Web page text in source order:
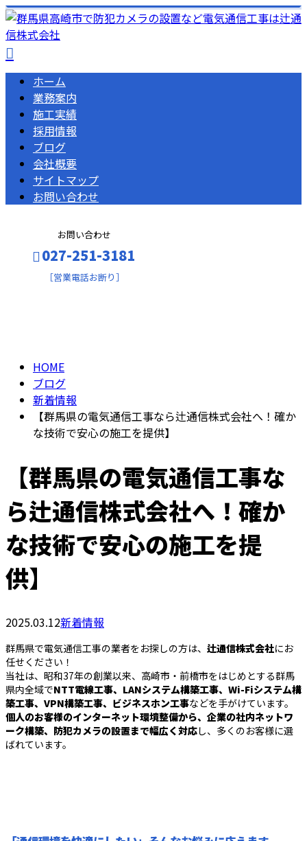
ホーム
業務案内
施工実績
採用情報
ブログ
会社概要
サイトマップ
お問い合わせ
お問い合わせ
027-251-3181
［営業電話お断り］
HOME
ブログ
新着情報
【群馬県の電気通信工事なら辻通信株式会社へ！確か
な技術で安心の施工を提供】
【群馬県の電気通信工事な
ら辻通信株式会社へ！確か
な技術で安心の施工を提
供】
2025.03.12新着情報
群馬県で電気通信工事の業者をお探しの方は、 辻通信株式会社にお
任せください！
当社は、昭和37年の創業以来、高崎市・前橋市をはじめとする群馬
県内全域でNTT電線工事、LANシステム構築工事、Wi-Fiシステム構
築工事、VPN構築工事、ビジネスホン工事などを手がけています。
個人のお客様のインターネット環境整備から、企業の社内ネットワ
ーク構築、防犯カメラの設置まで幅広く対応し、多くのお客様に選
ばれています。